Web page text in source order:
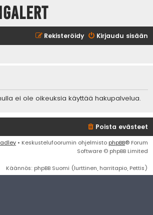
Kirjaudu sisään
Rekisteröidy
ei ole oikeuksia käyttää hakupalvelua.
Poista evästeet
• Keskustelufoorumin ohjelmisto phpBB® Forum
Software © phpBB Limited
Käännös: phpBB Suomi (lurttinen, harritapio, Pettis)